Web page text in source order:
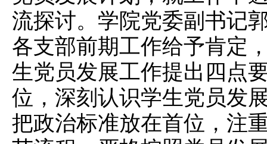
流探讨。学院党委副书记
各支部前期工作给予肯定
生党员发展工作提出四点
位，深刻认识学生党员发
把政治标准放在首位，注